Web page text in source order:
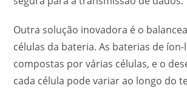
Outra solução inovadora é o
células da bateria. As baterias de
compostas por várias células, e o
cada célula pode variar ao longo do